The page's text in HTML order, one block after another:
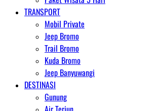
TRANSPORT
Mobil Private
Jeep Bromo
Trail Bromo
Kuda Bromo
Jeep Banyuwangi
DESTINASI
Gunung